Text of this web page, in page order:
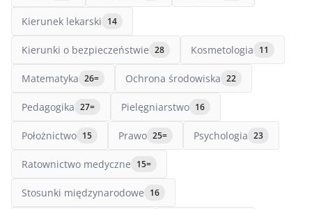
Kierunek lekarski 14
Kierunki o bezpieczeństwie 28 Kosmetologia 11
Matematyka 26= Ochrona środowiska 22
Pedagogika 27= Pielęgniarstwo 16
Położnictwo 15 Prawo 25= Psychologia 23
Ratownictwo medyczne 15=
Stosunki międzynarodowe 16